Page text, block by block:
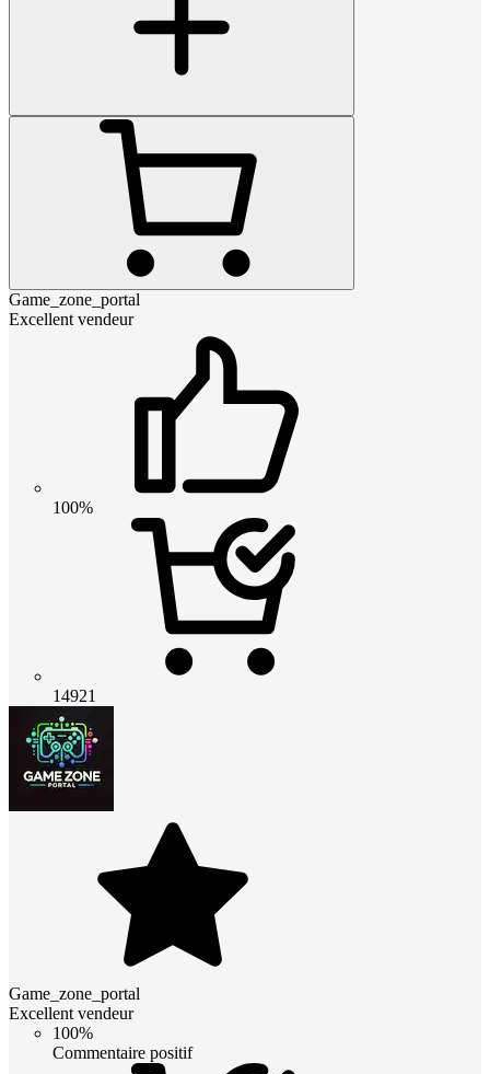
Game_zone_portal
Excellent vendeur
100%
14921
Game_zone_portal
Excellent vendeur
100%
Commentaire positif